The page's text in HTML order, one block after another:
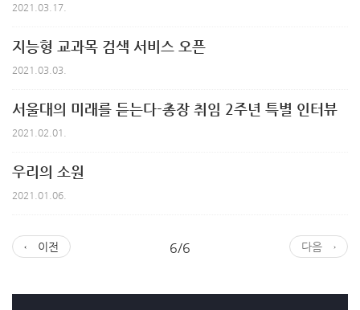
2021.03.17.
지능형 교과목 검색 서비스 오픈
2021.03.03.
서울대의 미래를 듣는다-총장 취임 2주년 특별 인터뷰
2021.02.01.
우리의 소원
2021.01.06.
← 이전 6/6 다음 →